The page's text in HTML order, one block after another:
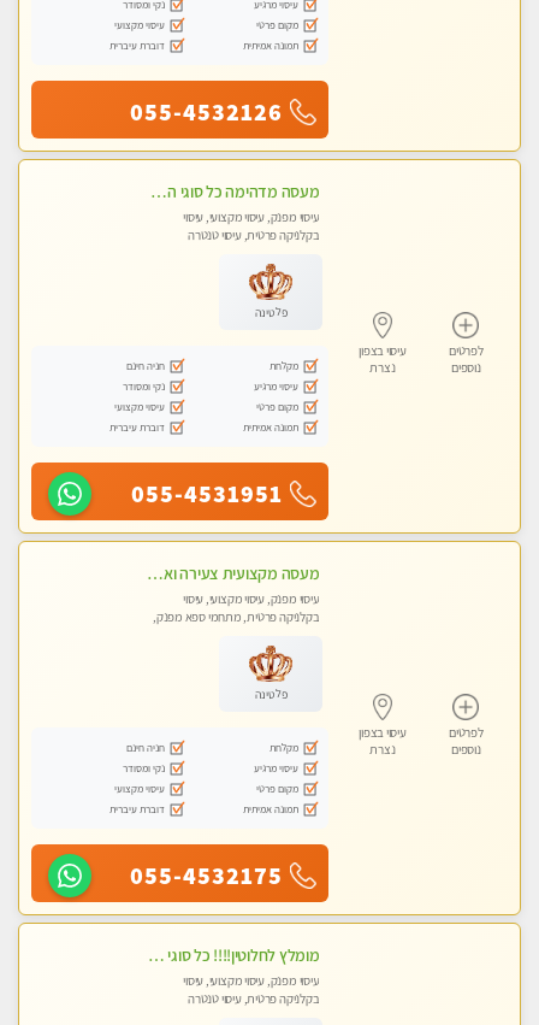
עיסוי מרגיע
נקי ומסודר
מקום פרטי
עיסוי מקצועי
תמונה אמיתית
דוברת עיברית
055-4532126
לפרטים
נוספים
עיסוי בצפון
נצרת
מעסה מדהימה כל סוגי העיסויים מעסה מקצועית ואיכותית פרטי!!! מוזמן לחוויה בלתי נשכחת!
עיסוי מפנק, עיסוי מקצועי, עיסוי
בקלניקה פרטית, עיסוי טנטרה
פלטינה
מקלחת
חניה חינם
עיסוי מרגיע
נקי ומסודר
מקום פרטי
עיסוי מקצועי
תמונה אמיתית
דוברת עיברית
055-4531951
לפרטים
נוספים
עיסוי בצפון
נצרת
מעסה מקצועית צעירה ואיכותית בקרית- חיים
עיסוי מפנק, עיסוי מקצועי, עיסוי
בקלניקה פרטית, מתחמי ספא מפנק,
פלטינה
מקלחת
חניה חינם
עיסוי מרגיע
נקי ומסודר
מקום פרטי
עיסוי מקצועי
תמונה אמיתית
דוברת עיברית
055-4532175
מומלץ לחלוטין!!!! כל סוגי העיסויים מעסה מקצועית ואיכותית פרטי!!!
עיסוי מפנק, עיסוי מקצועי, עיסוי
בקלניקה פרטית, עיסוי טנטרה